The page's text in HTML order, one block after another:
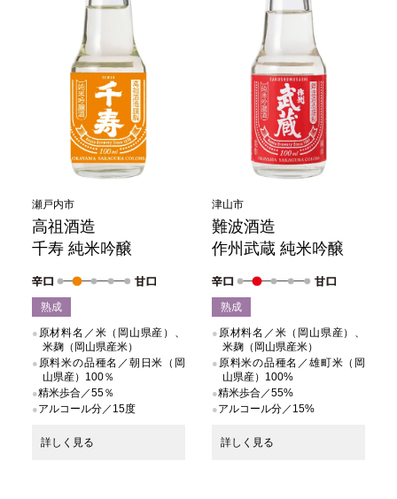
瀬戸内市
高祖酒造
千寿 純米吟醸
熟成
原材料名／米（岡山県産）、
米麹（岡山県産米）
原料米の品種名／朝日米（岡
山県産）100％
精米歩合／55％
アルコール分／15度
詳しく見る
津山市
難波酒造
作州武蔵 純米吟醸
熟成
原材料名／米（岡山県産）、
米麹（岡山県産米）
原料米の品種名／雄町米（岡
山県産）100%
精米歩合／55%
アルコール分／15%
詳しく見る